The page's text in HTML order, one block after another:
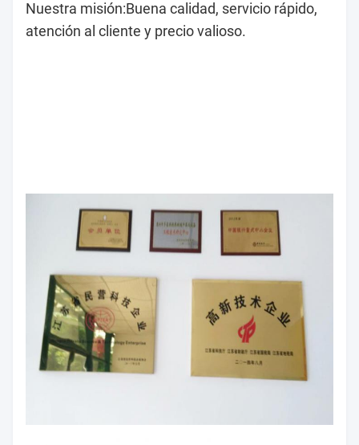
Nuestra misión:Buena calidad, servicio rápido,
atención al cliente y precio valioso.